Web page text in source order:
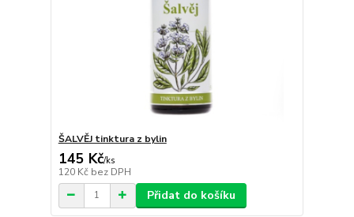
ŠALVĚJ tinktura z bylin
145 Kč/ks
120 Kč bez DPH
Přidat do košíku